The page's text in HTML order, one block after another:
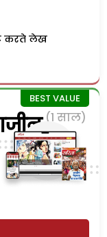
करते लेख
(1 साल)